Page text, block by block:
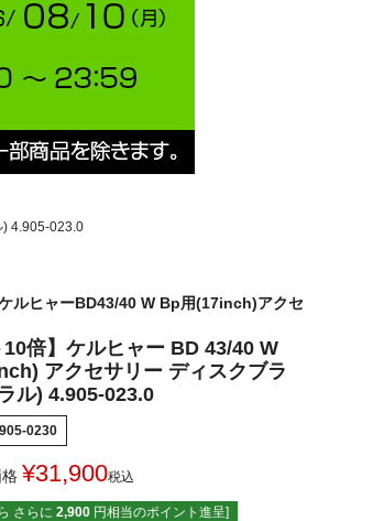
) 4.905-023.0
ケルヒャーBD43/40 W Bp用(17inch)アクセ
10倍】ケルヒャー BD 43/40 W
アクセサリー ディスクブラ
ル) 4.905-023.0
0230
¥31,900税込
さらに 2,900 円相当のポイント進呈]